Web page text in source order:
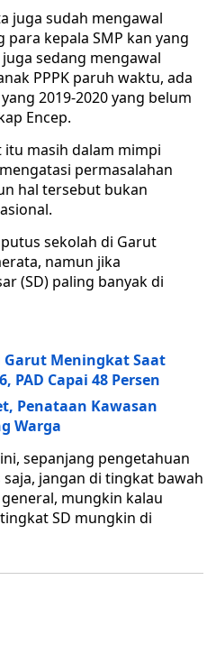
juga sudah mengawal
kepala SMP kan yang
sedang mengawal
PPPK paruh waktu, ada
2019-2020 yang belum
Encep.
masih dalam mimpi
permasalahan
hal tersebut bukan
sekolah di Garut
namun jika
(SD) paling banyak di
Meningkat Saat
PAD Capai 48 Persen
Penataan Kawasan
Warga
sepanjang pengetahuan
jangan di tingkat bawah
mungkin kalau
SD mungkin di